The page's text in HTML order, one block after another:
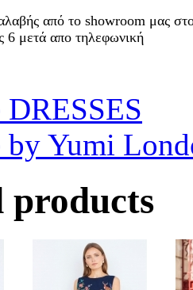
από το showroom μας
6 μετά απο τηλεφωνική
by Yumi
products